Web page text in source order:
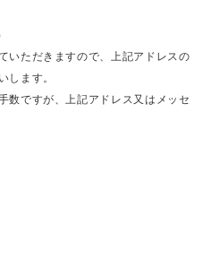
いただきますので、上記アドレスの
します。
数ですが、上記アドレス又はメッセ